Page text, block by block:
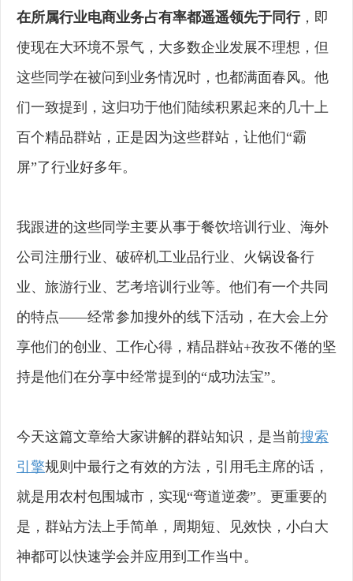
在所属行业电商业务占有率都遥遥领先于同行，即
使现在大环境不景气，大多数企业发展不理想，但
这些同学在被问到业务情况时，也都满面春风。他
们一致提到，这归功于他们陆续积累起来的几十上
百个精品群站，正是因为这些群站，让他们“霸
屏”了行业好多年。
我跟进的这些同学主要从事于餐饮培训行业、海外
公司注册行业、破碎机工业品行业、火锅设备行
业、旅游行业、艺考培训行业等。他们有一个共同
的特点——经常参加搜外的线下活动，在大会上分
享他们的创业、工作心得，精品群站+孜孜不倦的坚
持是他们在分享中经常提到的“成功法宝”。
今天这篇文章给大家讲解的群站知识，是当前搜索
引擎规则中最行之有效的方法，引用毛主席的话，
就是用农村包围城市，实现“弯道逆袭”。更重要的
是，群站方法上手简单，周期短、见效快，小白大
神都可以快速学会并应用到工作当中。